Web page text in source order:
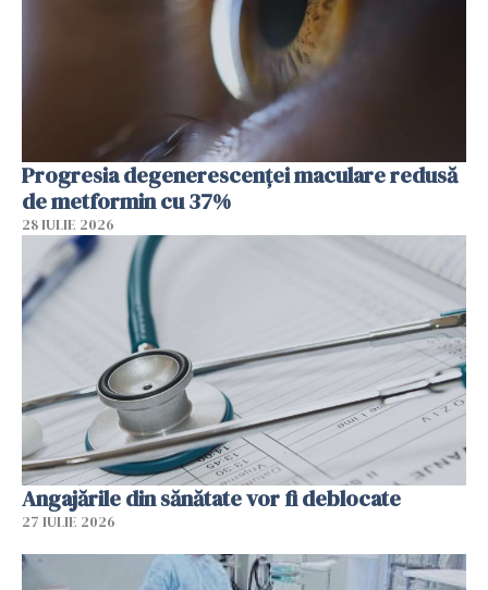
Progresia degenerescenței maculare redusă
de metformin cu 37%
28 IULIE 2026
Angajările din sănătate vor fi deblocate
27 IULIE 2026